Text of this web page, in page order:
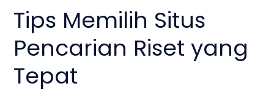
Tips Memilih Situs
Pencarian Riset yang
Tepat